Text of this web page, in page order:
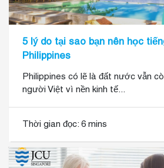
5 lý do tại sao bạn nên học
Philippines
Philippines có lẽ là đất nước vẫn
người Việt vì nền kinh tế...
Thời gian đọc: 6 mins